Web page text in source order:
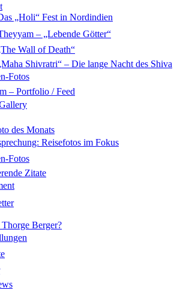
„Holi“ Fest in Nordindien
– „Lebende Götter“
Wall of Death“
Shivratri“ – Die lange Nacht des Shiva
Fotos
– Portfolio / Feed
des Monats
Reisefotos im Fokus
Fotos
Zitate
Berger?